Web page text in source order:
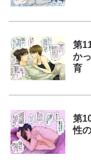
第
か
育
第
性